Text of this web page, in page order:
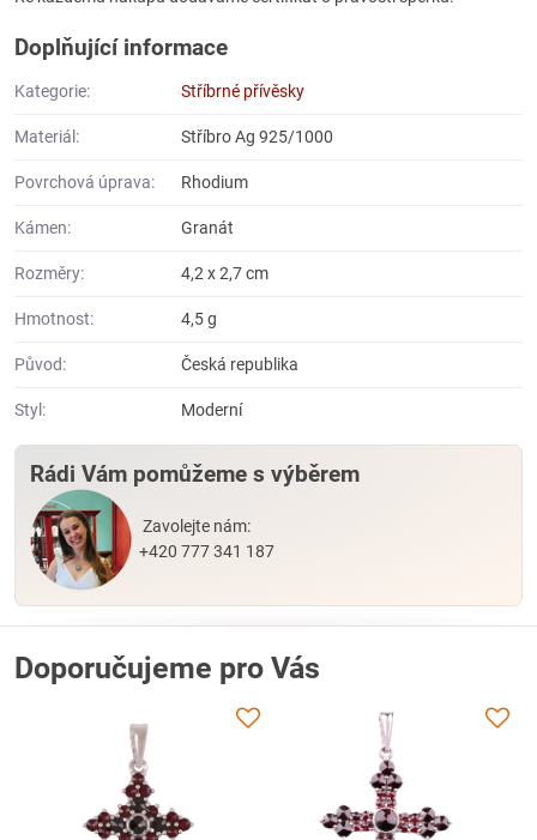
Doplňující informace
Kategorie: Stříbrné přívěsky
Materiál: Stříbro Ag 925/1000
Povrchová úprava: Rhodium
Kámen: Granát
Rozměry: 4,2 x 2,7 cm
Hmotnost: 4,5 g
Původ: Česká republika
Styl: Moderní
Rádi Vám pomůžeme s výběrem
Zavolejte nám:
+420 777 341 187
Doporučujeme pro Vás